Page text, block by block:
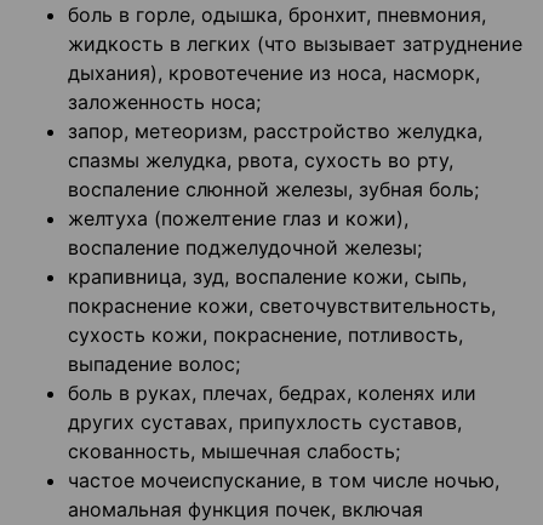
боль в горле, одышка, бронхит, пневмония,
жидкость в легких (что вызывает затруднение
дыхания), кровотечение из носа, насморк,
заложенность носа;
запор, метеоризм, расстройство желудка,
спазмы желудка, рвота, сухость во рту,
воспаление слюнной железы, зубная боль;
желтуха (пожелтение глаз и кожи),
воспаление поджелудочной железы;
крапивница, зуд, воспаление кожи, сыпь,
покраснение кожи, светочувствительность,
сухость кожи, покраснение, потливость,
выпадение волос;
боль в руках, плечах, бедрах, коленях или
других суставах, припухлость суставов,
скованность, мышечная слабость;
частое мочеиспускание, в том числе ночью,
аномальная функция почек, включая